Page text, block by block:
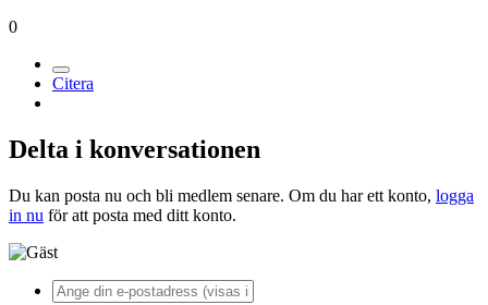
0
Citera
Delta i konversationen
Du kan posta nu och bli medlem senare. Om du har ett konto, logga
in nu för att posta med ditt konto.